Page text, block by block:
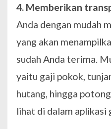
4. Memberikan
Anda dengan mudah
yang akan
sudah Anda terima.
yaitu gaji pokok,
hutang, hingga
lihat di dalam